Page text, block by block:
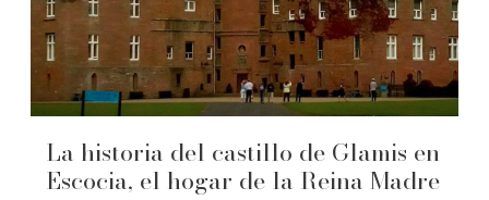
La historia del castillo de Glamis en
Escocia, el hogar de la Reina Madre